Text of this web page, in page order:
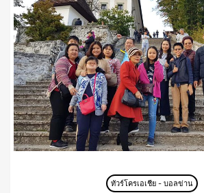
ทัวร์โครเอเชีย - บอลข่าน